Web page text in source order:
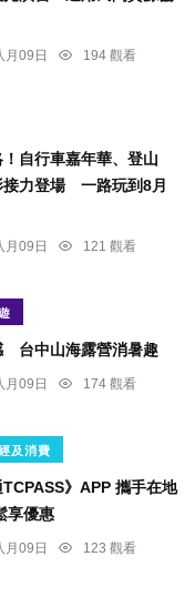
月09日
194 觀看
自行車嘉年華、登山
接力登場 一路玩到8月
月09日
121 觀看
台中山海露營消暑趣
月09日
174 觀看
及消費
》APP 攜手在地
享優惠
月09日
123 觀看